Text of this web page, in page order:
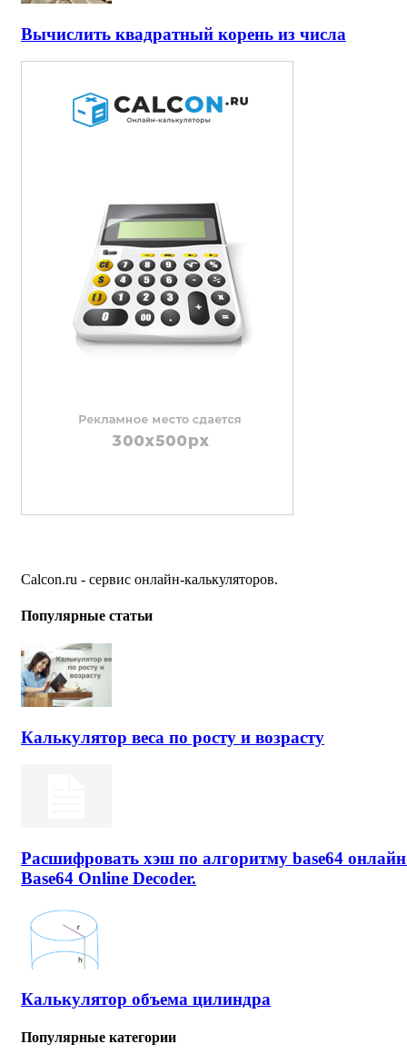
Вычислить квадратный корень из числа
Calcon.ru - сервис онлайн-калькуляторов.
Популярные статьи
Калькулятор веса по росту и возрасту
Расшифровать хэш по алгоритму base64
Base64 Online Decoder.
Калькулятор объема цилиндра
Популярные категории